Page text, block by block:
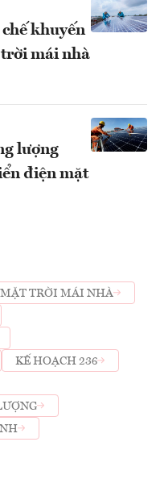
khuyến
mái nhà
lượng
điện mặt
TRỜI MÁI NHÀ
KẾ HOẠCH 236